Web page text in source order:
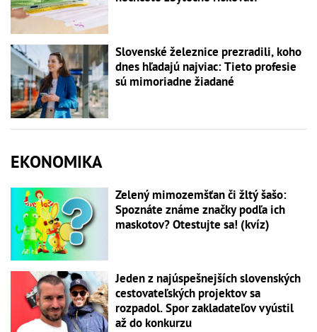
Slovenské železnice prezradili, koho
dnes hľadajú najviac: Tieto profesie
sú mimoriadne žiadané
EKONOMIKA
Zelený mimozemšťan či žltý šašo:
Spoznáte známe značky podľa ich
maskotov? Otestujte sa! (kvíz)
Jeden z najúspešnejších slovenských
cestovateľských projektov sa
rozpadol. Spor zakladateľov vyústil
až do konkurzu